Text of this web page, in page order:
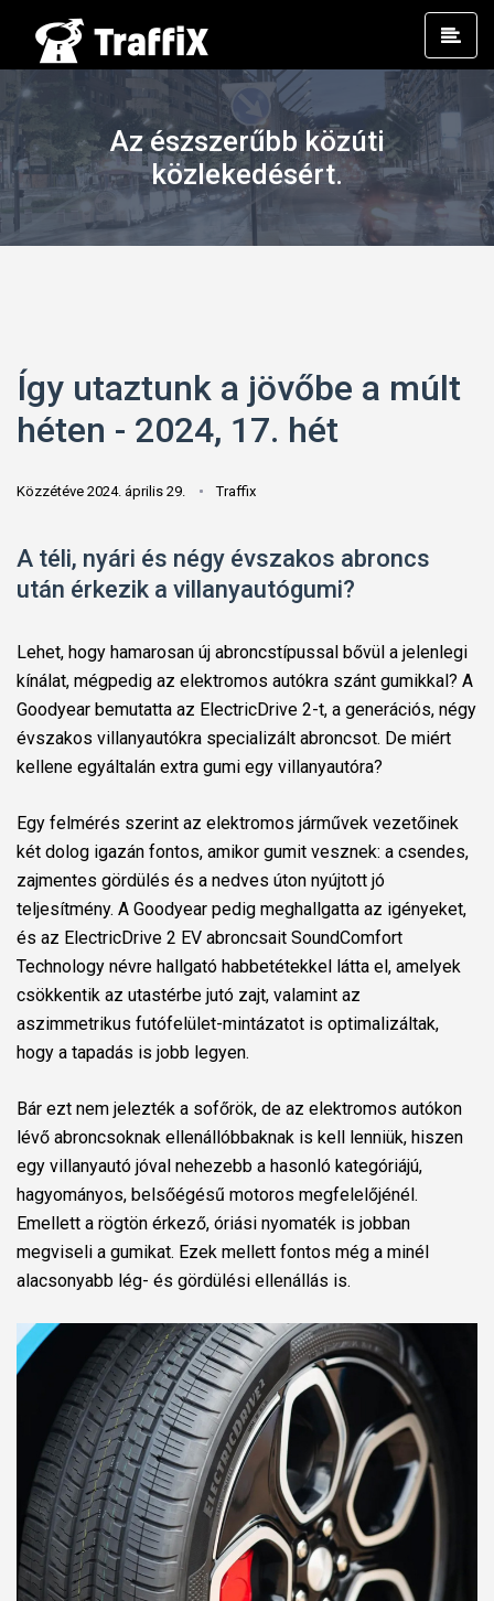
Az észszerűbb közúti
közlekedésért.
Így utaztunk a jövőbe a múlt
héten - 2024, 17. hét
Közzétéve 2024. április 29. Traffix
A téli, nyári és négy évszakos abroncs
után érkezik a villanyautógumi?
Lehet, hogy hamarosan új abroncstípussal bővül a jelenlegi
kínálat, mégpedig az elektromos autókra szánt gumikkal? A
Goodyear bemutatta az ElectricDrive 2-t, a generációs, négy
évszakos villanyautókra specializált abroncsot. De miért
kellene egyáltalán extra gumi egy villanyautóra?
Egy felmérés szerint az elektromos járművek vezetőinek
két dolog igazán fontos, amikor gumit vesznek: a csendes,
zajmentes gördülés és a nedves úton nyújtott jó
teljesítmény. A Goodyear pedig meghallgatta az igényeket,
és az ElectricDrive 2 EV abroncsait SoundComfort
Technology névre hallgató habbetétekkel látta el, amelyek
csökkentik az utastérbe jutó zajt, valamint az
aszimmetrikus futófelület-mintázatot is optimalizáltak,
hogy a tapadás is jobb legyen.
Bár ezt nem jelezték a sofőrök, de az elektromos autókon
lévő abroncsoknak ellenállóbbaknak is kell lenniük, hiszen
egy villanyautó jóval nehezebb a hasonló kategóriájú,
hagyományos, belsőégésű motoros megfelelőjénél.
Emellett a rögtön érkező, óriási nyomaték is jobban
megviseli a gumikat. Ezek mellett fontos még a minél
alacsonyabb lég- és gördülési ellenállás is.